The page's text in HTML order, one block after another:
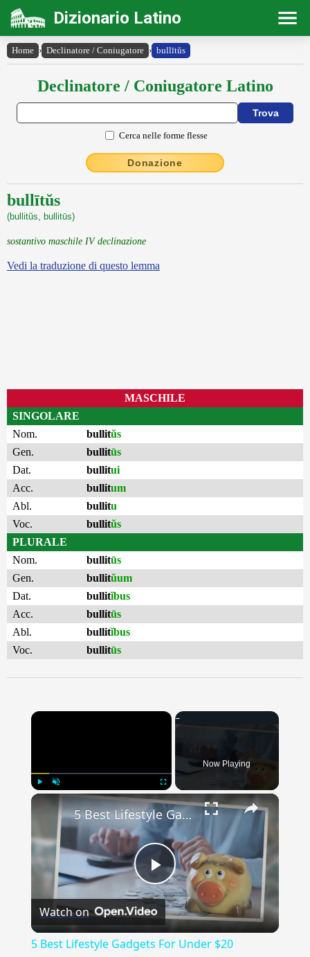
Dizionario Latino
Home › Declinatore / Coniugatore › bullītŭs
Declinatore / Coniugatore Latino
Cerca nelle forme flesse
Donazione
bullītŭs
(bullitŭs, bullitūs)
sostantivo maschile IV declinazione
Vedi la traduzione di questo lemma
MASCHILE
SINGOLARE
Nom.
bullitŭs
Gen.
bullitūs
Dat.
bullitui
Acc.
bullitum
Abl.
bullitu
Voc.
bullitŭs
PLURALE
Nom.
bullitūs
Gen.
bullitŭum
Dat.
bullitĭbus
Acc.
bullitūs
Abl.
bullitĭbus
Voc.
bullitūs
×
Now Playing
×
Play
Video
5 Best Lifestyle Gadgets For Under $20
Watch on
5 Best Lifestyle Gadgets For Under $20